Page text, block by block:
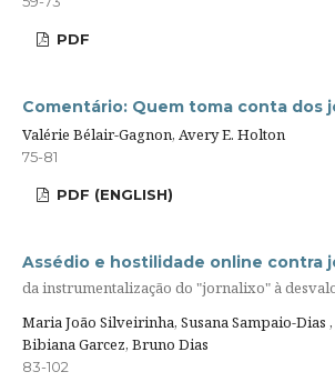
PDF
Comentário: Quem toma conta dos
Valérie Bélair-Gagnon, Avery E. Holton
75-81
PDF (ENGLISH)
Assédio e hostilidade online contra
da instrumentalização do "jornalixo" à
Maria João Silveirinha, Susana Sampaio-Dias
Bibiana Garcez, Bruno Dias
83-102